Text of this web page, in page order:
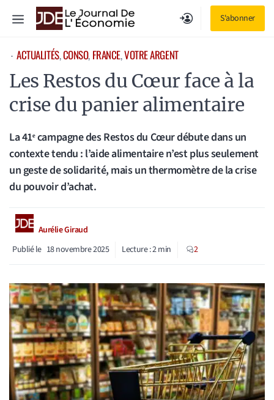
S'abonner
Menu
⋅ ACTUALITÉS, CONSO, FRANCE, VOTRE ARGENT
Les Restos du Cœur face à la
crise du panier alimentaire
La 41ᵉ campagne des Restos du Cœur débute dans un
contexte tendu : l’aide alimentaire n’est plus seulement
un geste de solidarité, mais un thermomètre de la crise
du pouvoir d’achat.
Aurélie Giraud
Publié le 18 novembre 2025 Lecture :2min 2